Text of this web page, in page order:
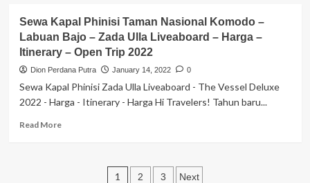
Taman
Nasional
Komodo
Labuan
Bajo
–
–
Kapal
Phinisi
Labuan
Bajo
“DERYA
Liveaboard”
Sewa Kapal Phinisi Taman Nasional Komodo –
Labuan Bajo – Zada Ulla Liveaboard – Harga –
Itinerary – Open Trip 2022
Dion Perdana Putra January 14, 2022 0
Sewa Kapal Phinisi Zada Ulla Liveaboard - The Vessel Deluxe
2022 - Harga - Itinerary - Harga Hi Travelers! Tahun baru...
Read MoreRead
Posts
1 2 3 Next